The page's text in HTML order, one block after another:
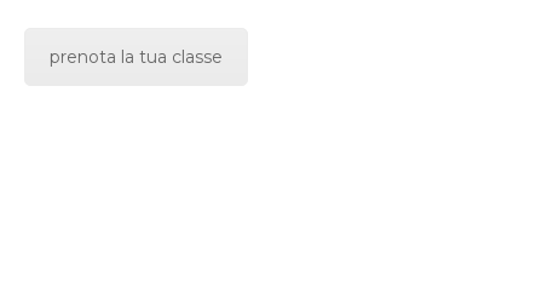
prenota la tua classe